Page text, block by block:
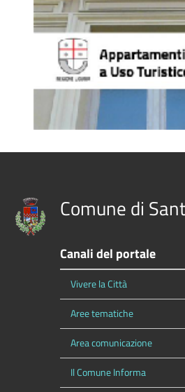
Comune di
Canali del portale
Vivere la Città
Aree tematiche
Area comunicazione
Il Comune Informa